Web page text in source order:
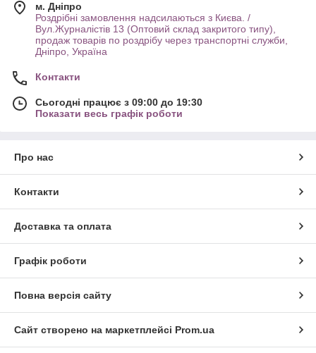
м. Дніпро
Роздрібні замовлення надсилаються з Києва. /
Вул.Журналістів 13 (Оптовий склад закритого типу),
продаж товарів по роздрібу через транспортні служби,
Дніпро, Україна
Контакти
Сьогодні працює з 09:00 до 19:30
Показати весь графік роботи
Про нас
Контакти
Доставка та оплата
Графік роботи
Повна версія сайту
Сайт створено на маркетплейсі Prom.ua